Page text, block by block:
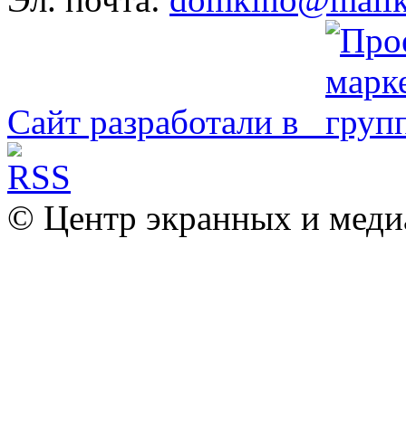
Сайт разработали в
© Центр экранных и